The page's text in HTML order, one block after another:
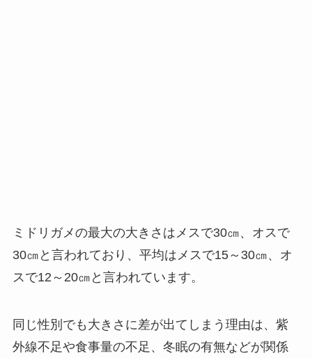
ミドリガメの最大の大きさはメスで30㎝、オスで
30㎝と言われており、平均はメスで15～30㎝、オ
スで12～20㎝と言われています。
同じ性別でも大きさに差が出てしまう理由は、紫
外線不足や食事量の不足、冬眠の有無などが関係